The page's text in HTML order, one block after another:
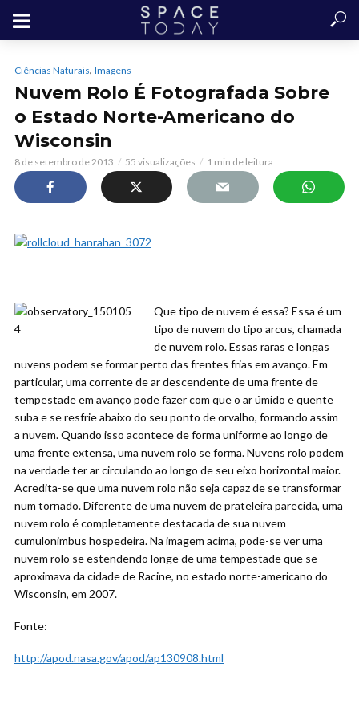
Ciências Naturais, Imagens
Nuvem Rolo É Fotografada Sobre
o Estado Norte-Americano do
Wisconsin
8 de setembro de 2013 55 visualizações 1 min de leitura
Que tipo de nuvem é essa? Essa é um
tipo de nuvem do tipo arcus, chamada
de nuvem rolo. Essas raras e longas
nuvens podem se formar perto das frentes frias em avanço. Em
particular, uma corrente de ar descendente de uma frente de
tempestade em avanço pode fazer com que o ar úmido e quente
suba e se resfrie abaixo do seu ponto de orvalho, formando assim
a nuvem. Quando isso acontece de forma uniforme ao longo de
uma frente extensa, uma nuvem rolo se forma. Nuvens rolo podem
na verdade ter ar circulando ao longo de seu eixo horizontal maior.
Acredita-se que uma nuvem rolo não seja capaz de se transformar
num tornado. Diferente de uma nuvem de prateleira parecida, uma
nuvem rolo é completamente destacada de sua nuvem
cumulonimbus hospedeira. Na imagem acima, pode-se ver uma
nuvem rolo se estendendo longe de uma tempestade que se
aproximava da cidade de Racine, no estado norte-americano do
Wisconsin, em 2007.
Fonte:
http://apod.nasa.gov/apod/ap130908.html